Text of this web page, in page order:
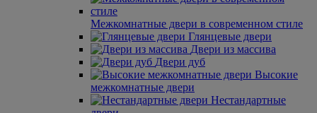
Межкомнатные двери в современном стиле
Глянцевые двери
Двери из массива
Двери дуб
Высокие
межкомнатные двери
Нестандартные